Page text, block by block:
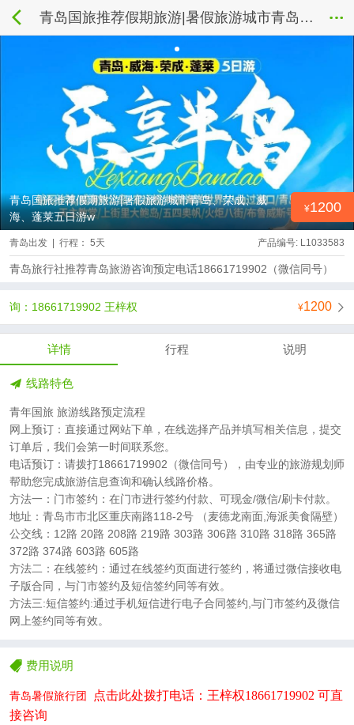
青岛国旅推荐假期旅游|暑假旅游城市青岛、荣成、威海、蓬莱五日游w
青岛国旅推荐假期旅游|暑假旅游城市青岛、荣成、威
海、蓬莱五日游w
1200
产品编号: L1033583
青岛出发 | 行程： 5天
青岛旅行社推荐青岛旅游咨询预定电话18661719902（微信同号）
1200
询：18661719902 王梓权
详情 行程 说明
线路特色
青年国旅 旅游线路预定流程
网上预订：直接通过网站下单，在线选择产品并填写相关信息，提交
订单后，我们会第一时间联系您。
电话预订：请拨打18661719902（微信同号），由专业的旅游规划师
帮助您完成旅游信息查询和确认线路价格。
方法一：门市签约：在门市进行签约付款、可现金/微信/刷卡付款。
地址：青岛市市北区重庆南路118-2号 （麦德龙南面,海派美食隔壁）
公交线：12路 20路 208路 219路 303路 306路 310路 318路 365路
372路 374路 603路 605路
方法二：在线签约：通过在线签约页面进行签约，将通过微信接收电
子版合同，与门市签约及短信签约同等有效。
方法三:短信签约:通过手机短信进行电子合同签约,与门市签约及微信
网上签约同等有效。
费用说明
青岛暑假旅行团 点击此处拨打电话：王梓权18661719902 可直
接咨询